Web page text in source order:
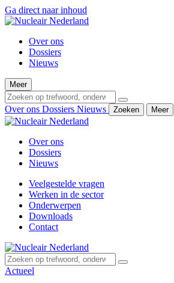
Ga direct naar inhoud
Over ons
Dossiers
Nieuws
Meer
Over ons Dossiers Nieuws Zoeken Meer
Over ons
Dossiers
Nieuws
Veelgestelde vragen
Werken in de sector
Onderwerpen
Downloads
Contact
Actueel